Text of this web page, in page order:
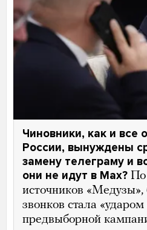
Чиновники, как и все
России, вынуждены
замену телеграму и
они не идут в Max? По
источников «Медузы»,
звонков стала
предвыборной